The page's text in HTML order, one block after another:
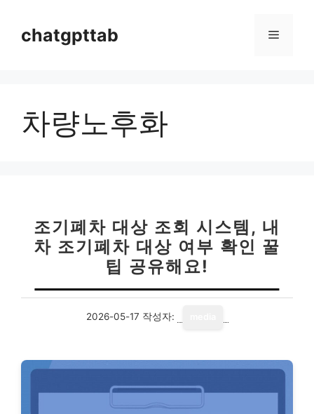
chatgpttab 메
차량노후화
조기폐차 대상 조회 시스템, 내
차 조기폐차 대상 여부 확인 꿀
팁 공유해요!
2026-05-17 작성자: